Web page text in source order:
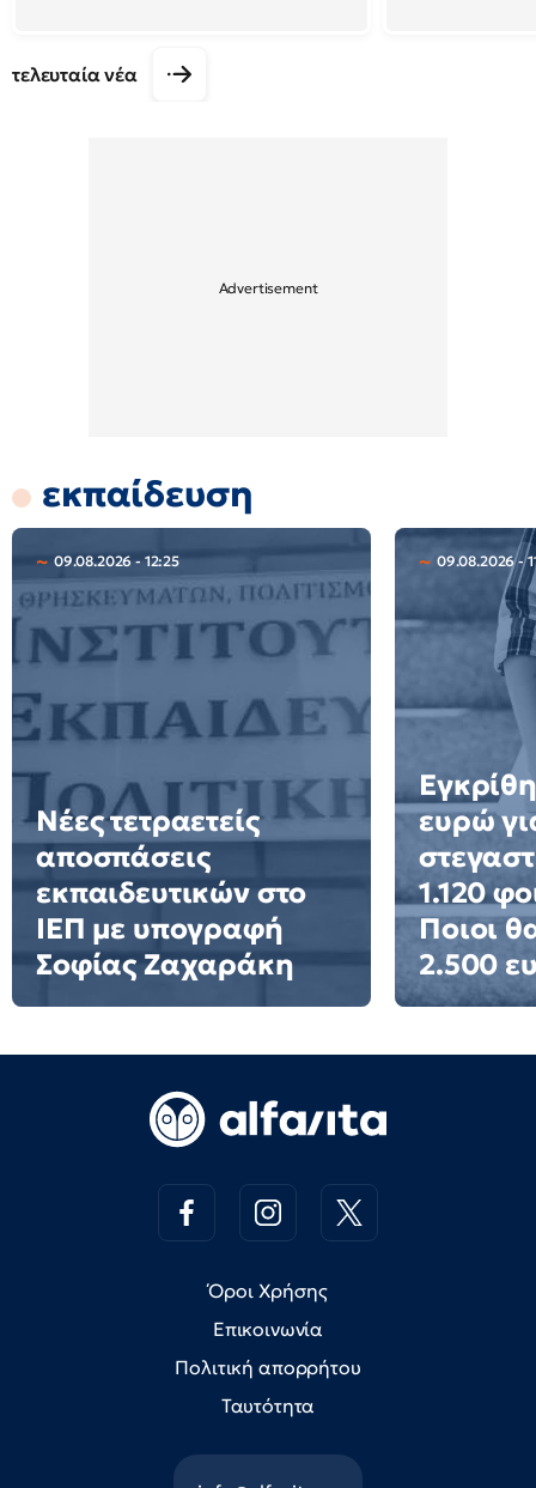
τελευταία νέα
εκπαίδευση
09.08.2026 - 12:25
Νέες τετραετείς
αποσπάσεις
εκπαιδευτικών στο
ΙΕΠ με υπογραφή
Σοφίας Ζαχαράκη
09.08.2026 -
ευρώ
1.120
Ποιοι
2.500
Όροι Χρήσης
Επικοινωνία
Πολιτική απορρήτου
Ταυτότητα